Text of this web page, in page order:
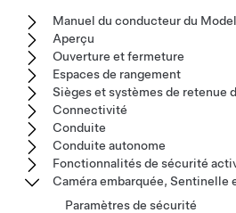
Manuel du conducteur du
Aperçu
Ouverture et fermeture
Espaces de rangement
Sièges et systèmes de retenue
Connectivité
Conduite
Conduite autonome
Fonctionnalités de sécurité
Caméra embarquée, Sentinelle
Paramètres de sécurité